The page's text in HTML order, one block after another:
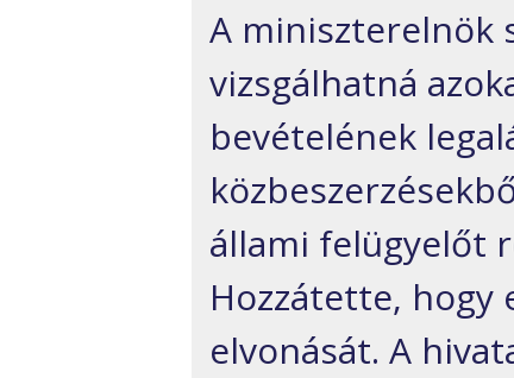
A miniszterelnök
vizsgálhatná
bevételének
állami felügyelőt
Hozzátette, hogy
elvonását. A